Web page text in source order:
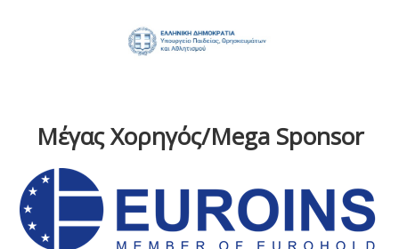
Μέγας Χορηγός/Mega Sponsor